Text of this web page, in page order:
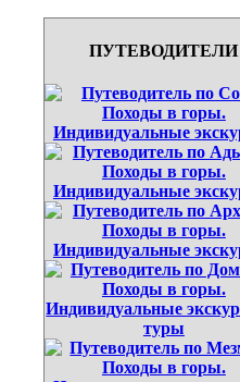
ПУТЕВОДИТЕЛИ